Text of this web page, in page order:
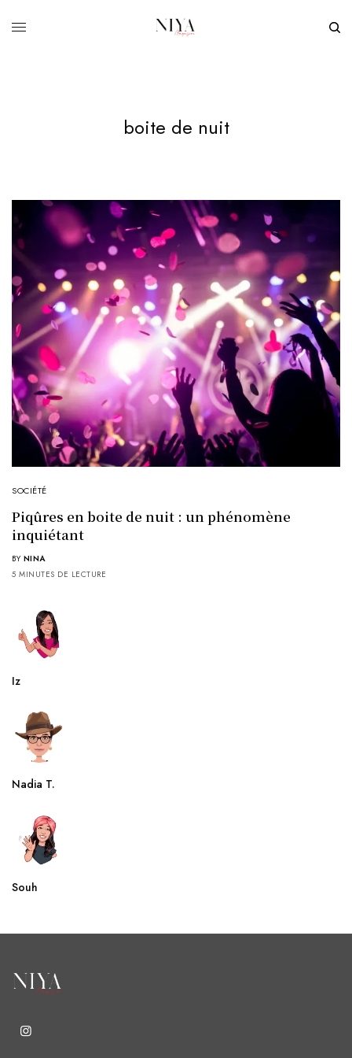
boite de nuit
SOCIÉTÉ
Piqûres en boite de nuit : un phénomène
inquiétant
BY NINA
5 MINUTES DE LECTURE
Iz
Nadia T.
Souh